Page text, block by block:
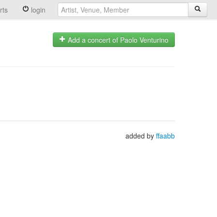
login
Add a concert of Paolo Venturino
added by ffaabb